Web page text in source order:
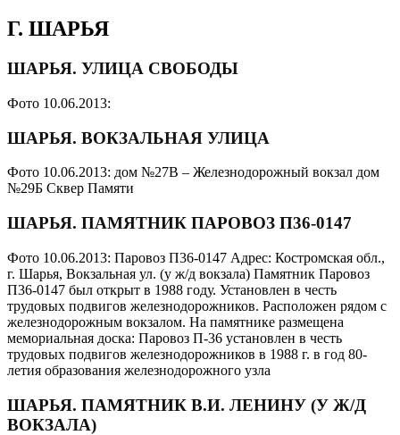
Г. ШАРЬЯ
ШАРЬЯ. УЛИЦА СВОБОДЫ
Фото 10.06.2013:
ШАРЬЯ. ВОКЗАЛЬНАЯ УЛИЦА
Фото 10.06.2013: дом №27В – Железнодорожный вокзал дом
№29Б Сквер Памяти
ШАРЬЯ. ПАМЯТНИК ПАРОВОЗ П36-0147
Фото 10.06.2013: Паровоз П36-0147 Адрес: Костромская обл.,
г. Шарья, Вокзальная ул. (у ж/д вокзала) Памятник Паровоз
П36-0147 был открыт в 1988 году. Установлен в честь
трудовых подвигов железнодорожников. Расположен рядом с
железнодорожным вокзалом. На памятнике размещена
мемориальная доска: Паровоз П-36 установлен в честь
трудовых подвигов железнодорожников в 1988 г. в год 80-
летия образования железнодорожного узла
ШАРЬЯ. ПАМЯТНИК В.И. ЛЕНИНУ (У Ж/Д
ВОКЗАЛА)